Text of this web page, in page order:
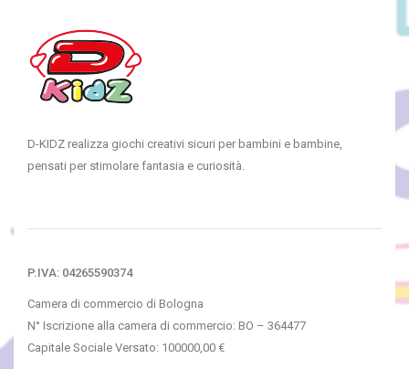
D-KIDZ realizza giochi creativi sicuri per bambini e bambine,
pensati per stimolare fantasia e curiosità.
P.IVA: 04265590374
Camera di commercio di Bologna
N° Iscrizione alla camera di commercio: BO – 364477
Capitale Sociale Versato: 100000,00 €